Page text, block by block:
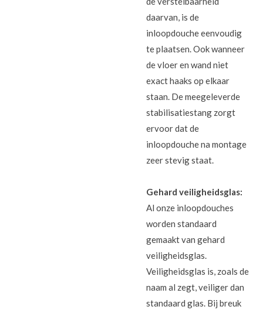
daarvan, is de
inloopdouche eenvoudig
te plaatsen. Ook wanneer
de vloer en wand niet
exact haaks op elkaar
staan. De meegeleverde
stabilisatiestang zorgt
ervoor dat de
inloopdouche na montage
zeer stevig staat.
Gehard veiligheidsglas:
Al onze inloopdouches
worden standaard
gemaakt van gehard
veiligheidsglas.
Veiligheidsglas is, zoals de
naam al zegt, veiliger dan
standaard glas. Bij breuk